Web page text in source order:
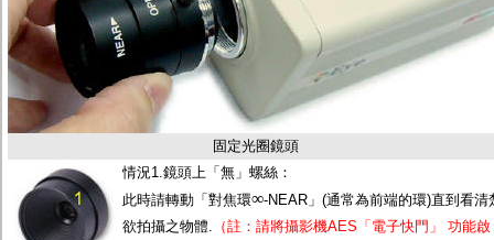
網路線
懶人線.同軸線.花線
線頭.插座.延長線.HDMI線
集線盒.防水盒.配線盒
變壓器.避雷器
轉接頭
偽裝嚇阻假監視器. 警示防盜貼紙
行車紀錄器.車用插座配件
電腦工業機殼
客訂商品
固定光圈鏡頭
情況1.鏡頭上「無」螺絲：
此時請轉動「對焦環∞-NEAR」(通常為前端的環)直到看清
欲拍攝之物體. （註：請將攝影機AES「電子快門」 功能啟